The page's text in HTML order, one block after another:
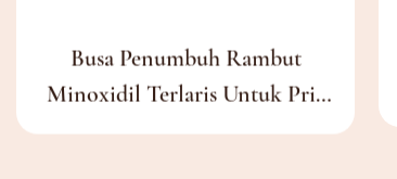
Busa Penumbuh Rambut
Minoxidil Terlaris Untuk Pria
Dan Wanita - Busa Minoxidil